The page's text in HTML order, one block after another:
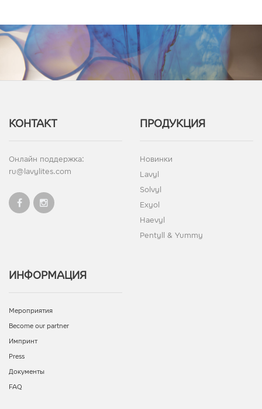
КОНТАКТ
Онлайн поддержка:
ru@lavylites.com
ПРОДУКЦИЯ
Новинки
Lavyl
Solvyl
Exyol
Haevyl
Pentyll & Yummy
ИНФОРМАЦИЯ
Мероприятия
Become our partner
Импринт
Press
Документы
FAQ